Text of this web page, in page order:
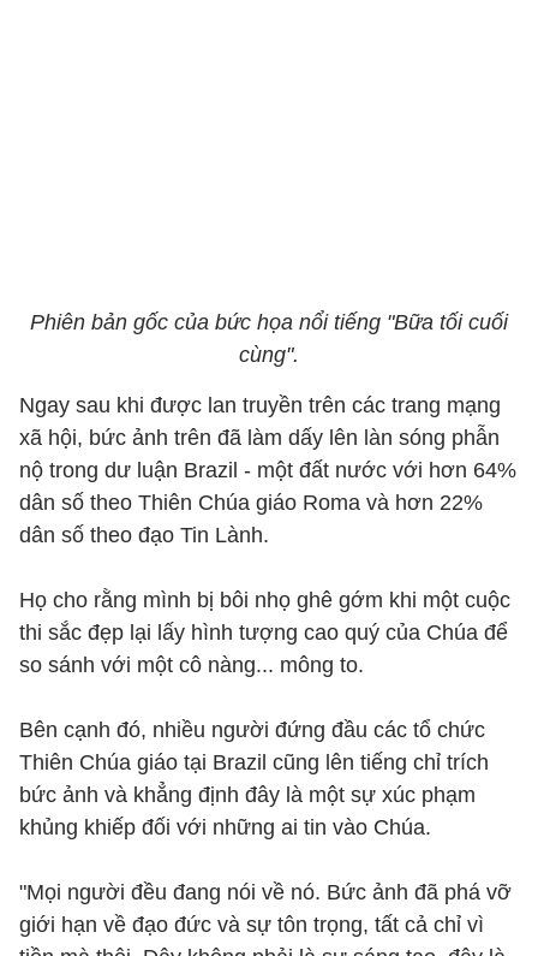
Phiên bản gốc của bức họa nổi tiếng "Bữa tối cuối
cùng".
Ngay sau khi được lan truyền trên các trang mạng
xã hội, bức ảnh trên đã làm dấy lên làn sóng phẫn
nộ trong dư luận Brazil - một đất nước với hơn 64%
dân số theo Thiên Chúa giáo Roma và hơn 22%
dân số theo đạo Tin Lành.
Họ cho rằng mình bị bôi nhọ ghê gớm khi một cuộc
thi sắc đẹp lại lấy hình tượng cao quý của Chúa để
so sánh với một cô nàng... mông to.
Bên cạnh đó, nhiều người đứng đầu các tổ chức
Thiên Chúa giáo tại Brazil cũng lên tiếng chỉ trích
bức ảnh và khẳng định đây là một sự xúc phạm
khủng khiếp đối với những ai tin vào Chúa.
"Mọi người đều đang nói về nó. Bức ảnh đã phá vỡ
giới hạn về đạo đức và sự tôn trọng, tất cả chỉ vì